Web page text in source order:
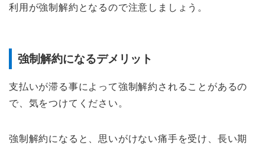
利用が強制解約となるので注意しましょう。
強制解約になるデメリット
支払いが滞る事によって強制解約されることがあるの
で、気をつけてください。
強制解約になると、思いがけない痛手を受け、長い期